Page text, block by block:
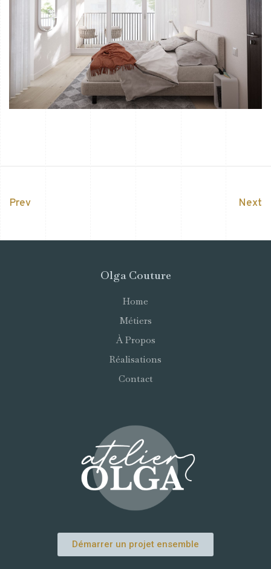
Prev Next
Olga Couture
Home
Métiers
À Propos
Réalisations
Contact
Démarrer un projet ensemble